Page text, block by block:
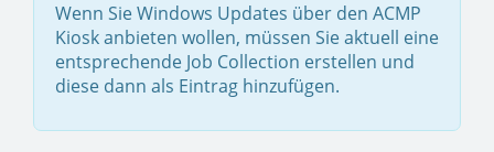
Wenn Sie Windows Updates über den ACMP
Kiosk anbieten wollen, müssen Sie aktuell eine
entsprechende Job Collection erstellen und
diese dann als Eintrag hinzufügen.